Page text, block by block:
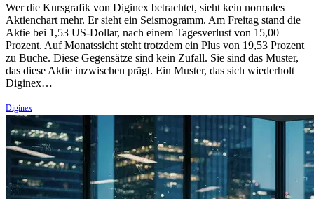
Wer die Kursgrafik von Diginex betrachtet, sieht kein normales
Aktienchart mehr. Er sieht ein Seismogramm. Am Freitag stand die
Aktie bei 1,53 US-Dollar, nach einem Tagesverlust von 15,00
Prozent. Auf Monatssicht steht trotzdem ein Plus von 19,53 Prozent
zu Buche. Diese Gegensätze sind kein Zufall. Sie sind das Muster,
das diese Aktie inzwischen prägt. Ein Muster, das sich wiederholt
Diginex…
Diginex